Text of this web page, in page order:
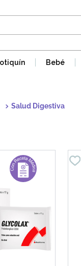
Bebé
Salud Digestiva